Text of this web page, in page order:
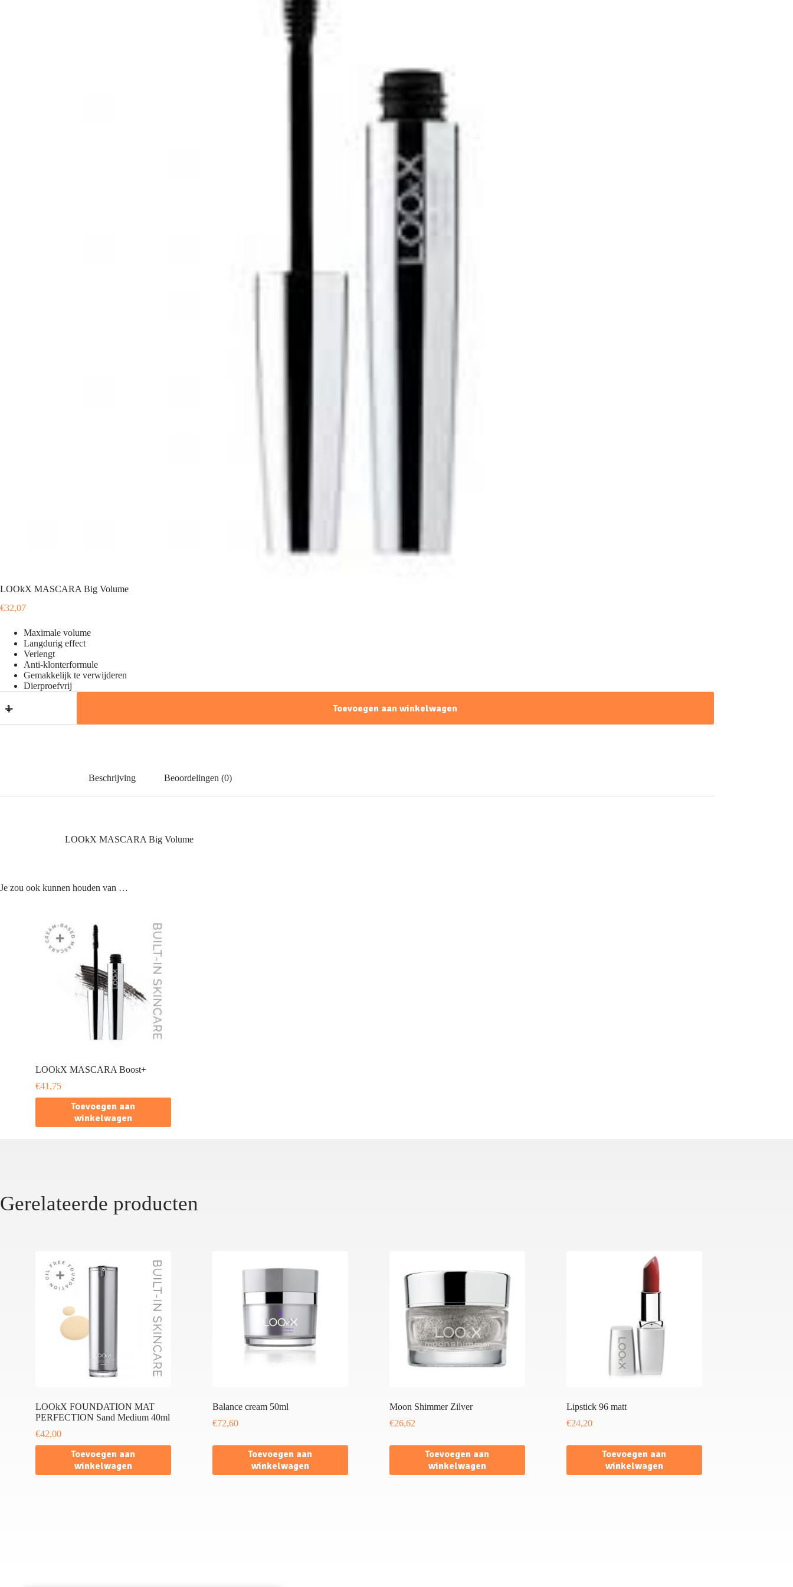
LOOkX MASCARA Big Volume
€32,07
Maximale volume
Langdurig effect
Verlengt
Anti-klonterformule
Gemakkelijk te verwijderen
Dierproefvrij
MASCARA
Volume
Toevoegen aan winkelwagen
Beschrijving Beoordelingen (0)
LOOkX MASCARA Big Volume
Je zou ook kunnen houden van …
LOOkX MASCARA Boost+
€41,75
Toevoegen aan
winkelwagen
Gerelateerde producten
LOOkX FOUNDATION MAT
PERFECTION Sand Medium 40ml
€42,00
Toevoegen aan
winkelwagen
Balance cream 50ml
€72,60
Toevoegen aan
winkelwagen
Moon Shimmer Zilver
€26,62
Toevoegen aan
winkelwagen
Lipstick 96 matt
€24,20
Toevoegen aan
winkelwagen